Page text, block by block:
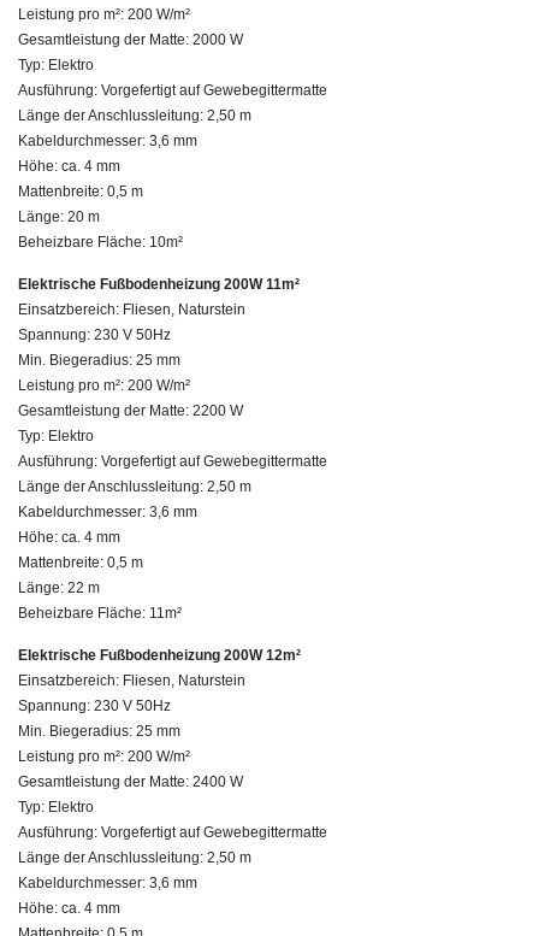
Leistung pro m²: 200 W/m²
Gesamtleistung der Matte: 2000 W
Typ: Elektro
Ausführung: Vorgefertigt auf Gewebegittermatte
Länge der Anschlussleitung: 2,50 m
Kabeldurchmesser: 3,6 mm
Höhe: ca. 4 mm
Mattenbreite: 0,5 m
Länge: 20 m
Beheizbare Fläche: 10m²
Elektrische Fußbodenheizung 200W 11m²
Einsatzbereich: Fliesen, Naturstein
Spannung: 230 V 50Hz
Min. Biegeradius: 25 mm
Leistung pro m²: 200 W/m²
Gesamtleistung der Matte: 2200 W
Typ: Elektro
Ausführung: Vorgefertigt auf Gewebegittermatte
Länge der Anschlussleitung: 2,50 m
Kabeldurchmesser: 3,6 mm
Höhe: ca. 4 mm
Mattenbreite: 0,5 m
Länge: 22 m
Beheizbare Fläche: 11m²
Elektrische Fußbodenheizung 200W 12m²
Einsatzbereich: Fliesen, Naturstein
Spannung: 230 V 50Hz
Min. Biegeradius: 25 mm
Leistung pro m²: 200 W/m²
Gesamtleistung der Matte: 2400 W
Typ: Elektro
Ausführung: Vorgefertigt auf Gewebegittermatte
Länge der Anschlussleitung: 2,50 m
Kabeldurchmesser: 3,6 mm
Höhe: ca. 4 mm